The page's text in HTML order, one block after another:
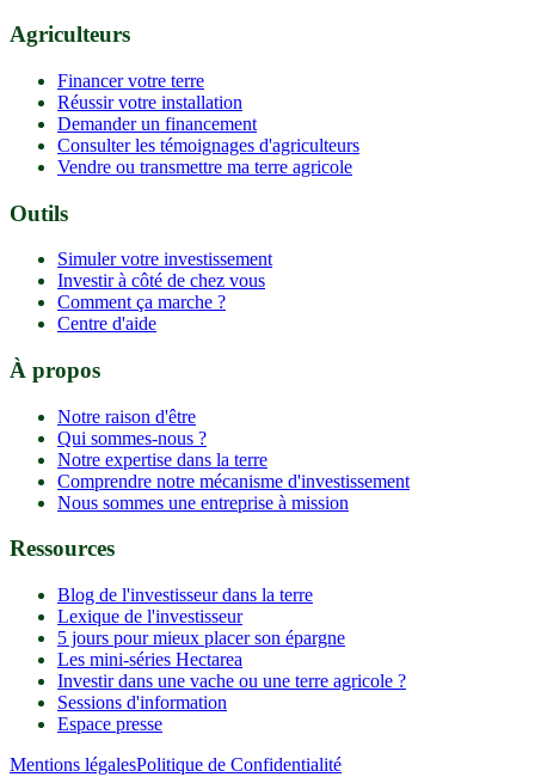
Agriculteurs
Financer votre terre
Réussir votre installation
Demander un financement
Consulter les témoignages d'agriculteurs
Vendre ou transmettre ma terre agricole
Outils
Simuler votre investissement
Investir à côté de chez vous
Comment ça marche ?
Centre d'aide
À propos
Notre raison d'être
Qui sommes-nous ?
Notre expertise dans la terre
Comprendre notre mécanisme d'investissement
Nous sommes une entreprise à mission
Ressources
Blog de l'investisseur dans la terre
Lexique de l'investisseur
5 jours pour mieux placer son épargne
Les mini-séries Hectarea
Investir dans une vache ou une terre agricole ?
Sessions d'information
Espace presse
Mentions légalesPolitique de Confidentialité